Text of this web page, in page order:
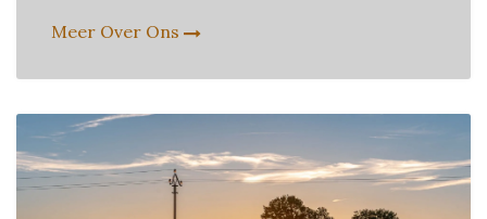
Meer Over Ons